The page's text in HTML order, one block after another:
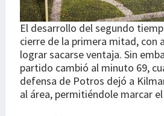
El desarrollo del segundo
cierre de la primera mitad, con
lograr sacarse ventaja. Sin
partido cambió al minuto 69,
defensa de Potros dejó a
al área, permitiéndole marcar